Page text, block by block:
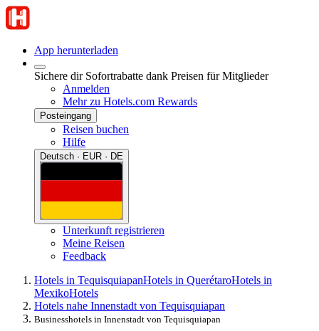
App herunterladen
Sichere dir Sofortrabatte dank Preisen für Mitglieder
Anmelden
Mehr zu Hotels.com Rewards
Posteingang
Reisen buchen
Hilfe
Deutsch · EUR · DE
Unterkunft registrieren
Meine Reisen
Feedback
Hotels in TequisquiapanHotels in QuerétaroHotels in
MexikoHotels
Hotels nahe Innenstadt von Tequisquiapan
Businesshotels in Innenstadt von Tequisquiapan